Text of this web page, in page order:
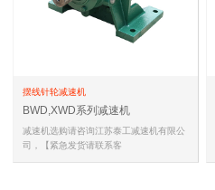
摆线针轮减速机
BWD,XWD系列减速机
减速机选购请咨询江苏泰工减速机有限公
司，【紧急发货请联系客